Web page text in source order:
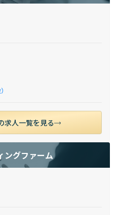
求人一覧を見る
ングファーム